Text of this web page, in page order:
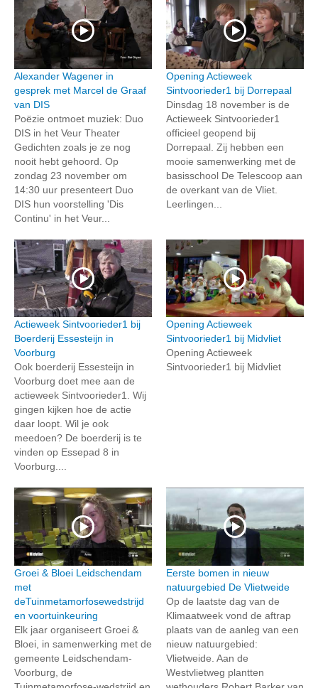
Alexander Wagener in
gesprek met Marcel de Graaf
van DIS
Poëzie ontmoet muziek: Duo
DIS in het Veur Theater
Gedichten zoals je ze nog
nooit hebt gehoord. Op
zondag 23 november om
14:30 uur presenteert Duo
DIS hun voorstelling 'Dis
Continu' in het Veur...
Opening Actieweek
Sintvoorieder1 bij Dorrepaal
Dinsdag 18 november is de
Actieweek Sintvoorieder1
officieel geopend bij
Dorrepaal. Zij hebben een
mooie samenwerking met de
basisschool De Telescoop aan
de overkant van de Vliet.
Leerlingen...
Actieweek Sintvoorieder1 bij
Boerderij Essesteijn in
Voorburg
Ook boerderij Essesteijn in
Voorburg doet mee aan de
actieweek Sintvoorieder1. Wij
gingen kijken hoe de actie
daar loopt. Wil je ook
meedoen? De boerderij is te
vinden op Essepad 8 in
Voorburg....
Opening Actieweek
Sintvoorieder1 bij Midvliet
Opening Actieweek
Sintvoorieder1 bij Midvliet
Groei & Bloei Leidschendam
met
deTuinmetamorfosewedstrijd
en voortuinkeuring
Elk jaar organiseert Groei &
Bloei, in samenwerking met de
gemeente Leidschendam-
Voorburg, de
Eerste bomen in nieuw
natuurgebied De Vlietweide
Op de laatste dag van de
Klimaatweek vond de aftrap
plaats van de aanleg van een
nieuw natuurgebied:
Vlietweide. Aan de
Westvlietweg plantten